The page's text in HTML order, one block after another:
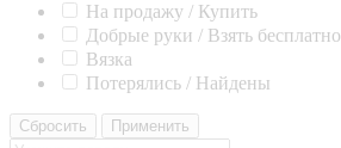
На продажу / Купить
Добрые руки / Взять бесплатно
Вязка
Потерялись / Найдены
Сбросить Применить